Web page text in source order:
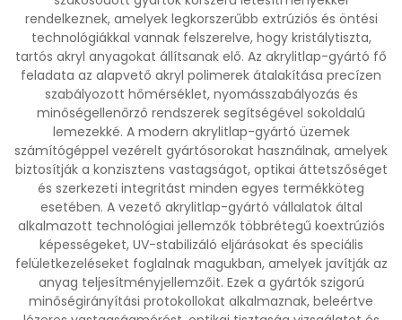
rendelkeznek, amelyek legkorszerűbb extrúziós és öntési
technológiákkal vannak felszerelve, hogy kristálytiszta,
tartós akryl anyagokat állítsanak elő. Az akrylitlap-gyártó fő
feladata az alapvető akryl polimerek átalakítása precízen
szabályozott hőmérséklet, nyomásszabályozás és
minőségellenőrző rendszerek segítségével sokoldalú
lemezekké. A modern akrylitlap-gyártó üzemek
számítógéppel vezérelt gyártósorokat használnak, amelyek
biztosítják a konzisztens vastagságot, optikai áttetszőséget
és szerkezeti integritást minden egyes termékköteg
esetében. A vezető akrylitlap-gyártó vállalatok által
alkalmazott technológiai jellemzők többrétegű koextrúziós
képességeket, UV-stabilizáló eljárásokat és speciális
felületkezeléseket foglalnak magukban, amelyek javítják az
anyag teljesítményjellemzőit. Ezek a gyártók szigorú
minőségirányítási protokollokat alkalmaznak, beleértve